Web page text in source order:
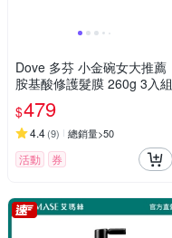
Dove 多芬 小金碗女大推薦
胺基酸修護髮膜 260g 3入組
$479
4.4(9) 總銷量>50
活動 券